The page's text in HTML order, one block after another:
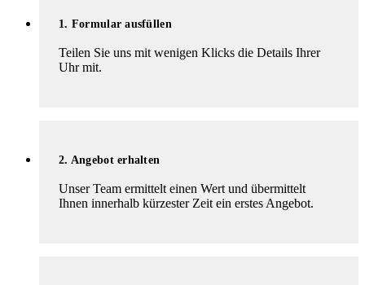
1. Formular ausfüllen
Teilen Sie uns mit wenigen Klicks die Details Ihrer
Uhr mit.
2. Angebot erhalten
Unser Team ermittelt einen Wert und übermittelt
Ihnen innerhalb kürzester Zeit ein erstes Angebot.